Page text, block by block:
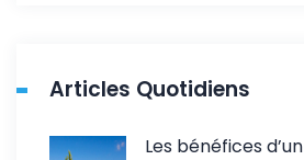
Articles Quotidiens
Les bénéfices d’un